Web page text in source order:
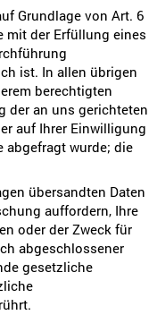
Grundlage von Art. 6
mit der Erfüllung eines
ist. In allen übrigen
berechtigten
der an uns gerichteten
auf Ihrer Einwilligung
abgefragt wurde; die
übersandten Daten
auffordern, Ihre
oder der Zweck für
abgeschlossener
gesetzliche